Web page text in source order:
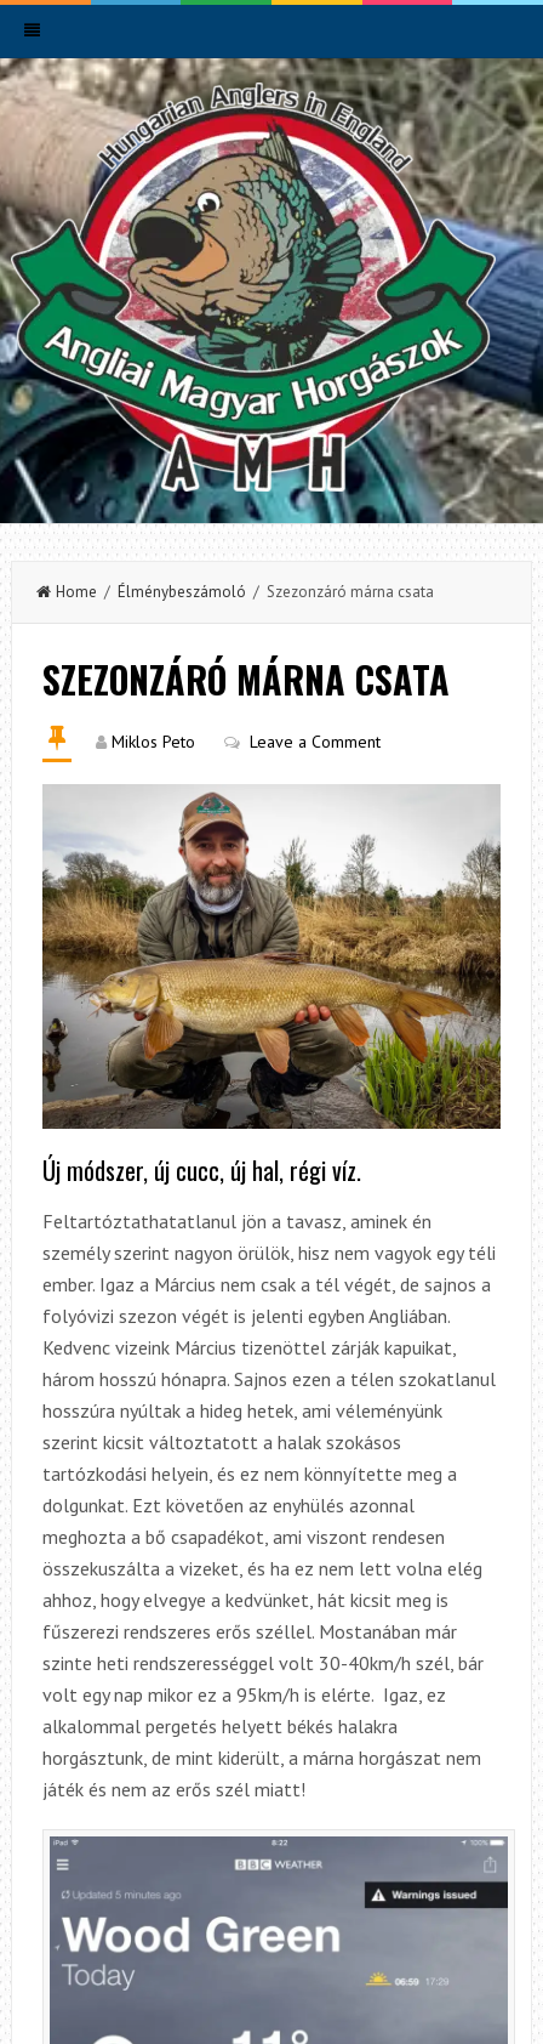
Home / Élménybeszámoló / Szezonzáró márna csata
SZEZONZÁRÓ MÁRNA CSATA
Miklos Peto Leave a Comment
Új módszer, új cucc, új hal, régi víz.
Feltartóztathatatlanul jön a tavasz, aminek én
személy szerint nagyon örülök, hisz nem vagyok egy téli
ember. Igaz a Március nem csak a tél végét, de sajnos a
folyóvizi szezon végét is jelenti egyben Angliában.
Kedvenc vizeink Március tizenöttel zárják kapuikat,
három hosszú hónapra. Sajnos ezen a télen szokatlanul
hosszúra nyúltak a hideg hetek, ami véleményünk
szerint kicsit változtatott a halak szokásos
tartózkodási helyein, és ez nem könnyítette meg a
dolgunkat. Ezt követően az enyhülés azonnal
meghozta a bő csapadékot, ami viszont rendesen
összekuszálta a vizeket, és ha ez nem lett volna elég
ahhoz, hogy elvegye a kedvünket, hát kicsit meg is
fűszerezi rendszeres erős széllel. Mostanában már
szinte heti rendszerességgel volt 30-40km/h szél, bár
volt egy nap mikor ez a 95km/h is elérte. Igaz, ez
alkalommal pergetés helyett békés halakra
horgásztunk, de mint kiderült, a márna horgászat nem
játék és nem az erős szél miatt!